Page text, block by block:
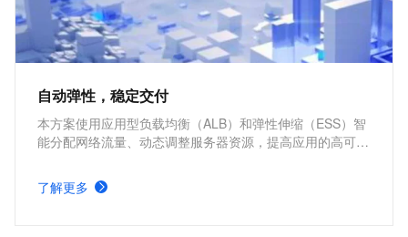
自动弹性，稳定交付
本方案使用应用型负载均衡（ALB）和弹性伸缩（ESS）智
能分配网络流量、动态调整服务器资源，提高应用的高可用
了解更多